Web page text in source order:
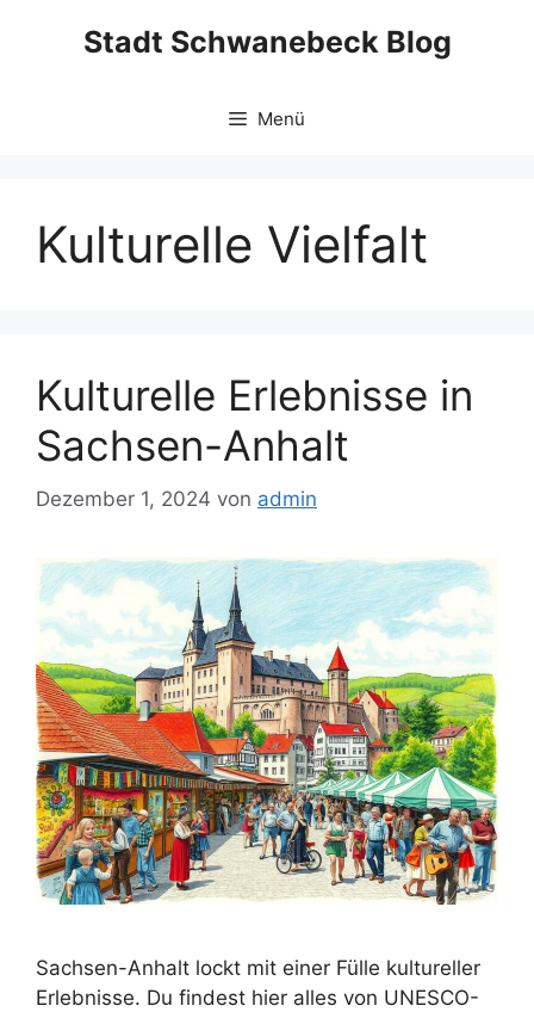
Stadt Schwanebeck Blog
Menü
Kulturelle Vielfalt
Kulturelle Erlebnisse in
Sachsen-Anhalt
Dezember 1, 2024 von admin
Sachsen-Anhalt lockt mit einer Fülle kultureller
Erlebnisse. Du findest hier alles von UNESCO-